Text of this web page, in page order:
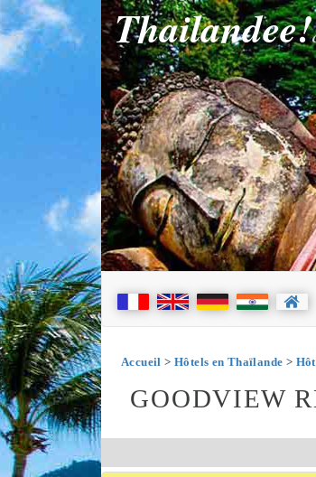
Thailandee!
Accueil > Hôtels en Thaïlande >
GOODVIEW